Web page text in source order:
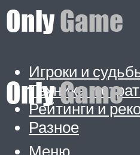
Игроки и
Техника и
Рейтинги и
Разное
Меню